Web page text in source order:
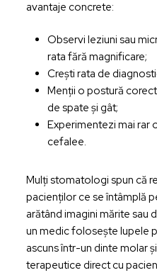
avantaje concrete:
Observi leziuni sau
rata fără magnificare;
Crești rata de
Menții o postură
de spate și gât;
Experimentezi mai rar
cefalee.
Mulți stomatologi spun că
pacienților ce se întâmplă
arătând imagini mărite sau
un medic folosește lupele
ascuns într-un dinte molar
terapeutice direct cu